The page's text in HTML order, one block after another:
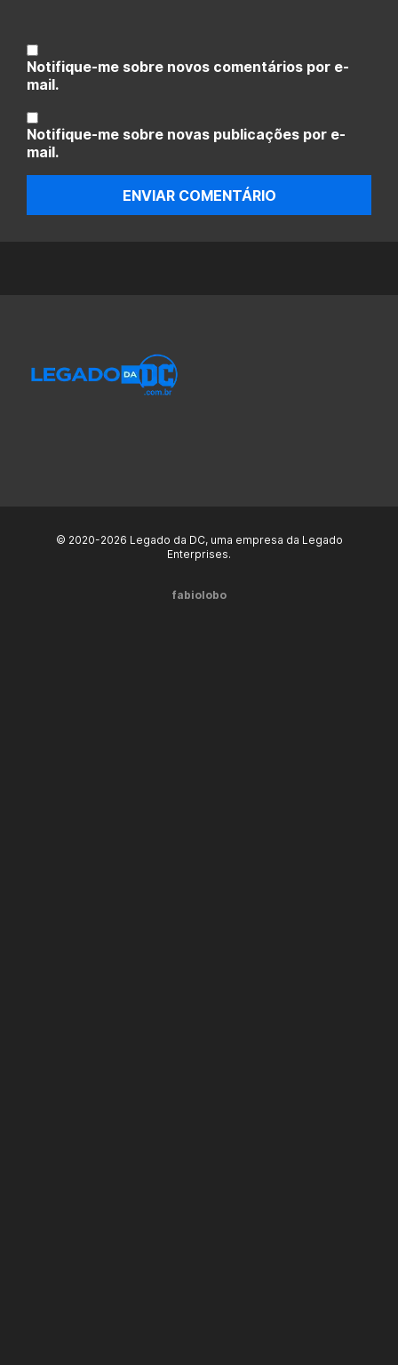
Notifique-me sobre novos comentários por e-
mail.
Notifique-me sobre novas publicações por e-
mail.
ENVIAR COMENTÁRIO
© 2020-2026 Legado da DC, uma empresa da Legado
Enterprises.
fabiolobo